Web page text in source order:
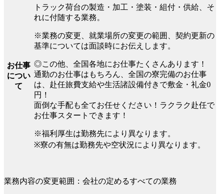
お仕事
につい
て
トラック荷台の製造・加工・塗装・組付・供給、そ
れに付随する業務。
※業務の変更、就業場所の変更の範囲、契約更新の
基準については面談時にお伝えします。
◎この他、全国各地にお仕事たくさんあります！
通勤のお仕事はもちろん、全国の寮完備のお仕事
は、赴任旅費支給や生活諸設備付きで敷金・礼金0
円！
面倒な手配も全てお任せください！ラクラク赴任で
お仕事スタートできます！
※福利厚生は勤務先により異なります。
※寮の有無は勤務先や空状況により異なります。
業務内容の変更範囲：会社の定めるすべての業務